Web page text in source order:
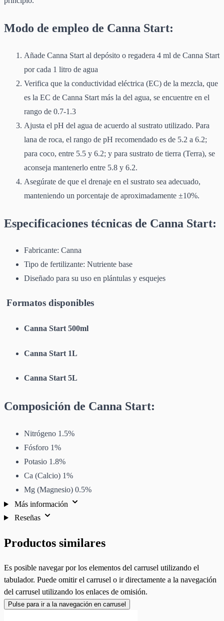
Modo de empleo de Canna Start:
Añade Canna Start al depósito o regadera 4 ml de Canna Start
por cada 1 litro de agua
Verifica que la conductividad eléctrica (EC) de la mezcla, que
es la EC de Canna Start más la del agua, se encuentre en el
rango de 0.7-1.3
Ajusta el pH del agua de acuerdo al sustrato utilizado. Para
lana de roca, el rango de pH recomendado es de 5.2 a 6.2;
para coco, entre 5.5 y 6.2; y para sustrato de tierra (Terra), se
aconseja mantenerlo entre 5.8 y 6.2.
Asegúrate de que el drenaje en el sustrato sea adecuado,
manteniendo un porcentaje de aproximadamente ±10%.
Especificaciones técnicas de Canna Start:
Fabricante: Canna
Tipo de fertilizante: Nutriente base
Diseñado para su uso en plántulas y esquejes
Formatos disponibles
Canna Start 500ml
Canna Start 1L
Canna Start 5L
Composición de Canna Start:
Nitrógeno 1.5%
Fósforo 1%
Potasio 1.8%
Ca (Calcio) 1%
Mg (Magnesio) 0.5%
Más información
Reseñas
Productos similares
Es posible navegar por los elementos del carrusel utilizando el
tabulador. Puede omitir el carrusel o ir directamente a la navegación
del carrusel utilizando los enlaces de omisión.
Pulse para ir a la navegación en carrusel